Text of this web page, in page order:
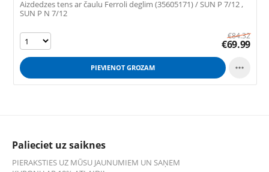
Aizdedzes tens ar čaulu Ferroli deglim (35605171) / SUN P 7/12 ,
SUN P N 7/12
€84.32
€69.99
PIEVIENOT GROZAM 
Palieciet uz saiknes
PIERAKSTIES UZ MŪSU JAUNUMIEM UN SAŅEM